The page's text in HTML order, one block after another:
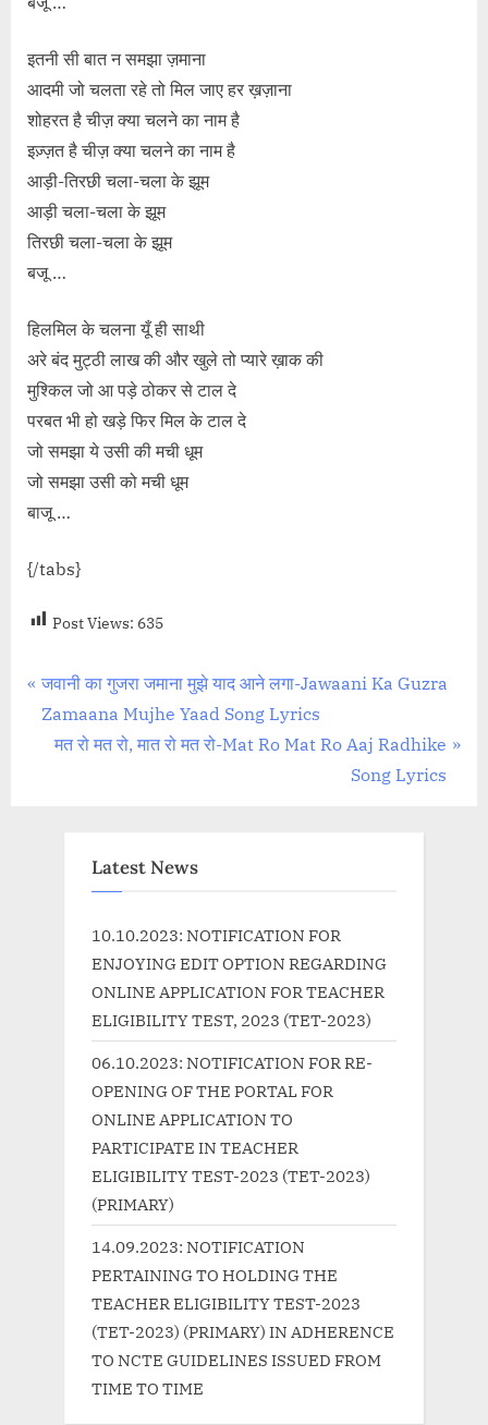
इतनी सी बात न समझा ज़माना
आदमी जो चलता रहे तो मिल जाए हर ख़ज़ाना
शोहरत है चीज़ क्या चलने का नाम है
इज़्ज़त है चीज़ क्या चलने का नाम है
आड़ी-तिरछी चला-चला के झूम
आड़ी चला-चला के झूम
तिरछी चला-चला के झूम
बजू …
हिलमिल के चलना यूँ ही साथी
अरे बंद मुट्ठी लाख की और खुले तो प्यारे ख़ाक की
मुश्किल जो आ पड़े ठोकर से टाल दे
परबत भी हो खड़े फिर मिल के टाल दे
जो समझा ये उसी की मची धूम
जो समझा उसी को मची धूम
बाजू …
{/tabs}
Post Views: 635
Post
navigation
P
r
जवानी का गुजरा जमाना मुझे याद आने लगा-Jawaani Ka Guzra
Zamaana Mujhe Yaad Song Lyrics
N
मत रो मत रो, मात रो मत रो-Mat Ro Mat Ro Aaj Radhike
Song Lyrics
Latest News
10.10.2023: NOTIFICATION FOR
ENJOYING EDIT OPTION REGARDING
ONLINE APPLICATION FOR TEACHER
ELIGIBILITY TEST, 2023 (TET-2023)
06.10.2023: NOTIFICATION FOR RE-
OPENING OF THE PORTAL FOR
ONLINE APPLICATION TO
PARTICIPATE IN TEACHER
ELIGIBILITY TEST-2023 (TET-2023)
(PRIMARY)
14.09.2023: NOTIFICATION
PERTAINING TO HOLDING THE
TEACHER ELIGIBILITY TEST-2023
(TET-2023) (PRIMARY) IN ADHERENCE
TO NCTE GUIDELINES ISSUED FROM
TIME TO TIME